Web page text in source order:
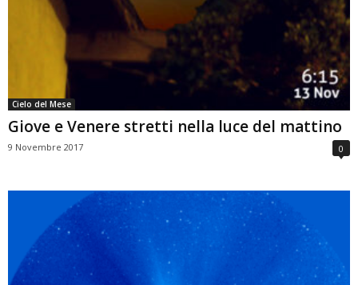
Cielo del Mese
Giove e Venere stretti nella luce del mattino
9 Novembre 2017 0